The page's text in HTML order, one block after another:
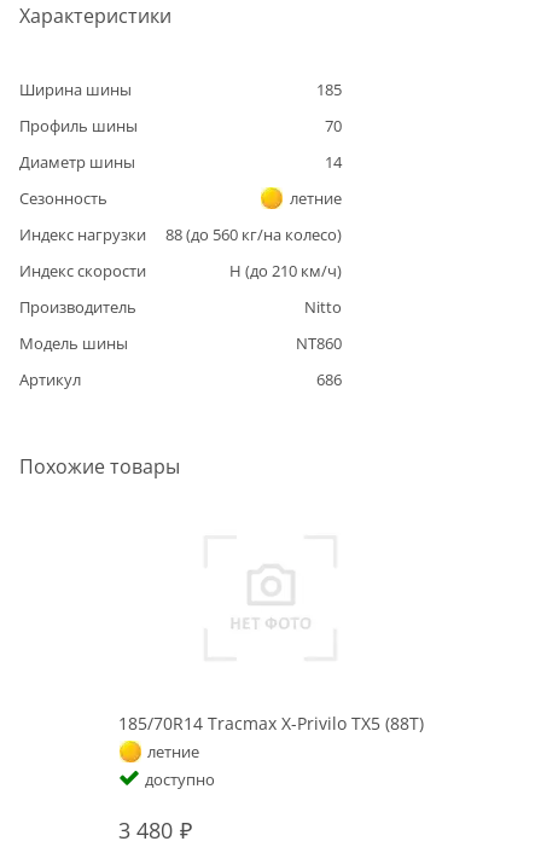
Характеристики
Ширина шины
185
Профиль шины
70
Диаметр шины
14
Сезонность
летние
Индекс нагрузки
88(до 560 кг/на колесо)
Индекс скорости
H (до 210 км/ч)
Производитель
Nitto
Модель шины
NT860
Артикул
686
Похожие товары
185/70R14 Tracmax X-Privilo TX5 (88T)
летние
доступно
3 480